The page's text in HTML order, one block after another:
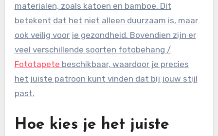
materialen, zoals katoen en bamboe. Dit
betekent dat het niet alleen duurzaam is, maar
ook veilig voor je gezondheid. Bovendien zijn er
veel verschillende soorten fotobehang /
Fototapete beschikbaar, waardoor je precies
het juiste patroon kunt vinden dat bij jouw stijl
past.
Hoe kies je het juiste